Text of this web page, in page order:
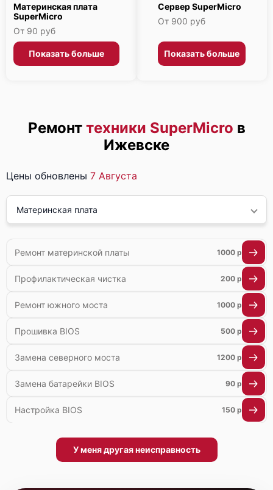
Материнская плата
SuperMicro
От 90 руб
Показать больше
Сервер SuperMicro
От 900 руб
Показать больше
Ремонт техники SuperMicro в
Ижевске
Цены обновлены 7 Августа
Материнская плата
Ремонт материнской платы 1000 р
Профилактическая чистка 200 р
Ремонт южного моста 1000 р
Прошивка BIOS 500 р
Замена северного моста 1200 р
Замена батарейки BIOS 90 р
Настройка BIOS 150 р
У меня другая неисправность